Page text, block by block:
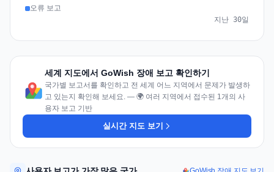
오류 보고
지난 30일
세계 지도에서 GoWish 장애 보고 확인하기
국가별 보고서를 확인하고 전 세계 어느 지역에서 문제가 발생하
고 있는지 확인해 보세요. — 🌍 여러 지역에서 접수된 1개의 사
용자 보고 기반
실시간 지도 보기